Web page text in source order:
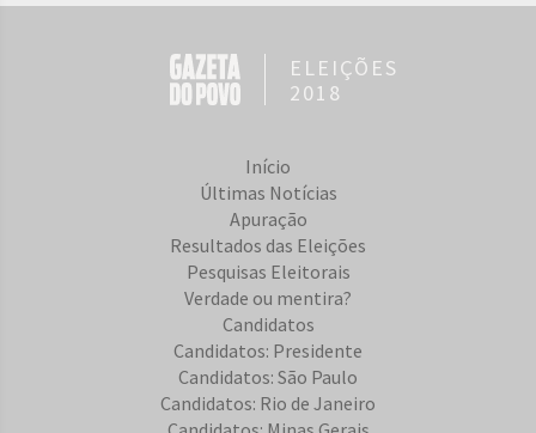
ELEIÇÕES
2018
Início
Últimas Notícias
Apuração
Resultados das Eleições
Pesquisas Eleitorais
Verdade ou mentira?
Candidatos
Candidatos: Presidente
Candidatos: São Paulo
Candidatos: Rio de Janeiro